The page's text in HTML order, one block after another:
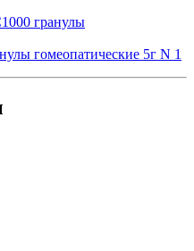
гранулы
гомеопатические 5г N 1